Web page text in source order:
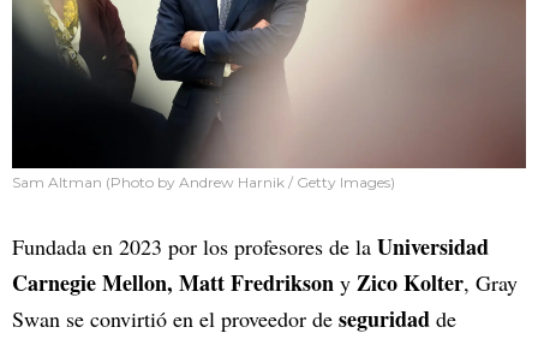
Sam Altman (Photo by Andrew Harnik / Getty Images)
Fundada en 2023 por los profesores de la Universidad
Carnegie Mellon, Matt Fredrikson y Zico Kolter, Gray
Swan se convirtió en el proveedor de seguridad de